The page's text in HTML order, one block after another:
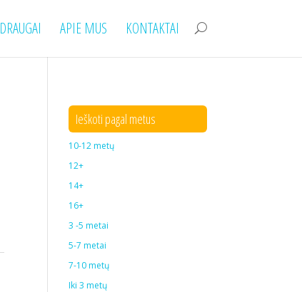
DRAUGAI APIE MUS KONTAKTAI
Ieškoti pagal metus
10-12 metų
12+
14+
16+
3 -5 metai
5-7 metai
7-10 metų
Iki 3 metų